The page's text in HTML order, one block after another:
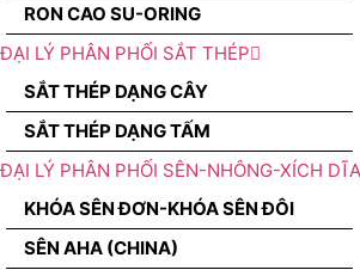
RON CAO SU-ORING
ĐẠI LÝ PHÂN PHỐI SẮT THÉP
SẮT THÉP DẠNG CÂY
SẮT THÉP DẠNG TẤM
ĐẠI LÝ PHÂN PHỐI SÊN-NHÔNG-XÍCH
KHÓA SÊN ĐƠN-KHÓA SÊN ĐÔI
SÊN AHA (CHINA)